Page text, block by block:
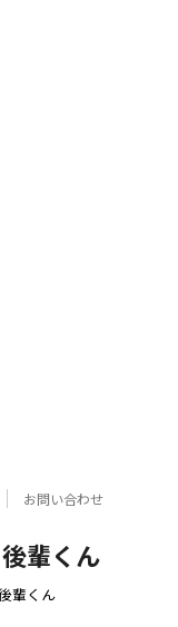
お問い合わせ
輩くん
輩くん